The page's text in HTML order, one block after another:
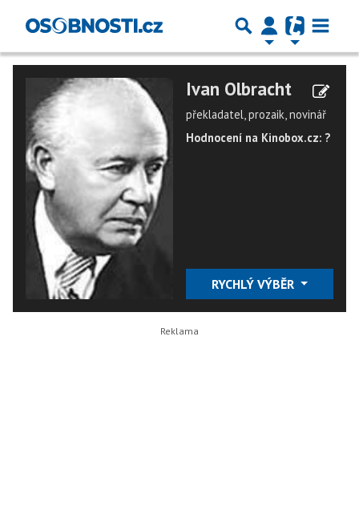
Ivan Olbracht
překladatel, prozaik, novinář
Hodnocení na Kinobox.cz: ?
RYCHLÝ VÝBĚR